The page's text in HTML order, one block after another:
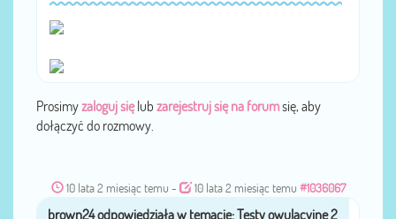
Prosimyzaloguj sięlub zarejestruj się na forumsię, aby
dołączyć do rozmowy.
10 lata 2 miesiąc temu - 10 lata 2 miesiąc temu #1036067
przezbrown24